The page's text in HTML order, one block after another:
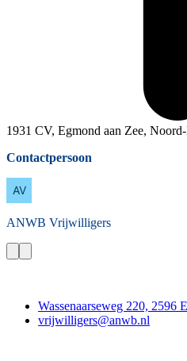
1931 CV, Egmond aan Zee,
Contactpersoon
ANWB Vrijwilligers
Wassenaarseweg 220, 2596
vrijwilligers@anwb.nl